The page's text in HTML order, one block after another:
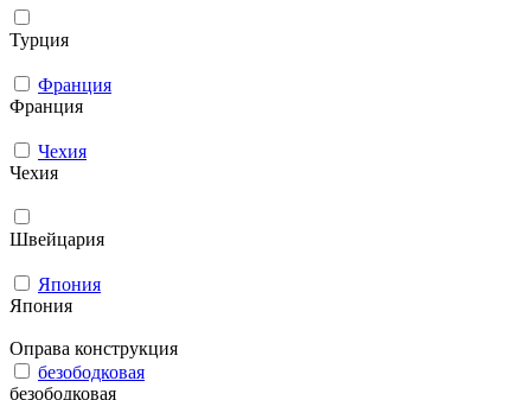
Турция
Франция
Франция
Чехия
Чехия
Швейцария
Япония
Япония
Оправа конструкция
безободковая
безободковая